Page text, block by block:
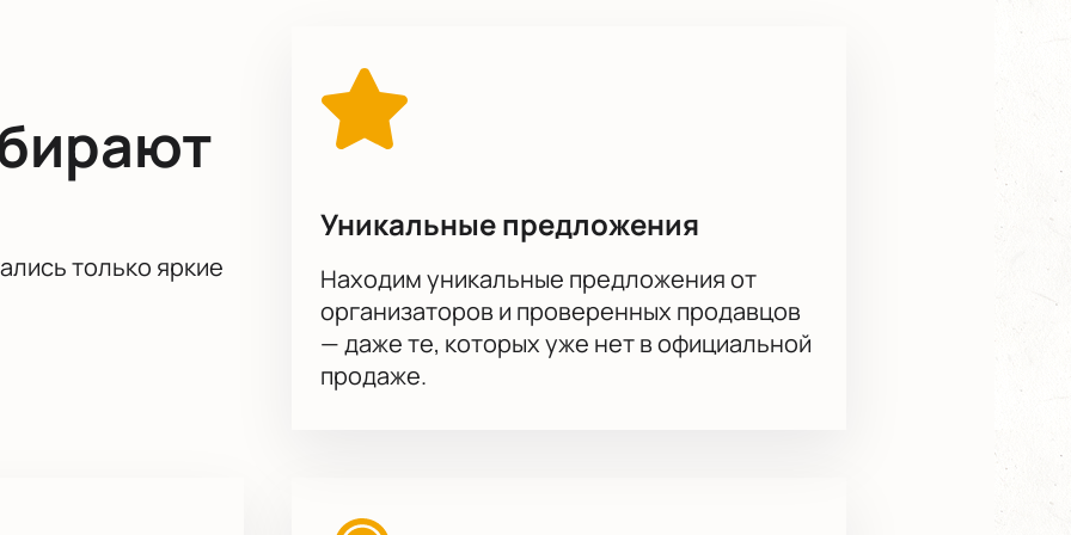
деятельностью, а также является автором музыковедческих изысканий.
музыка: чужое и свое» можно на нашем сайте. Мы учли все пожелания клиентов: простая
огромный выбор пригласительных и гарантия их подлинности. Сделайте покупку в один
только яркие
Уникальные предложения
Находим уникальные предложения от
организаторов и проверенных продавцов
— даже те, которых уже нет в официальной
продаже.